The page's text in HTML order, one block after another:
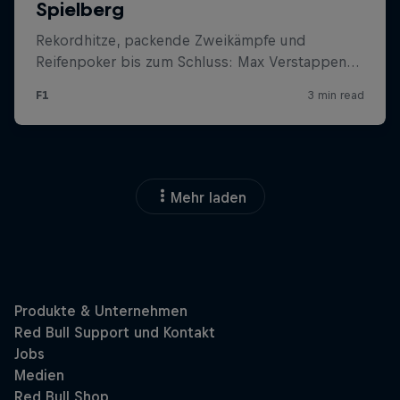
Mehr laden